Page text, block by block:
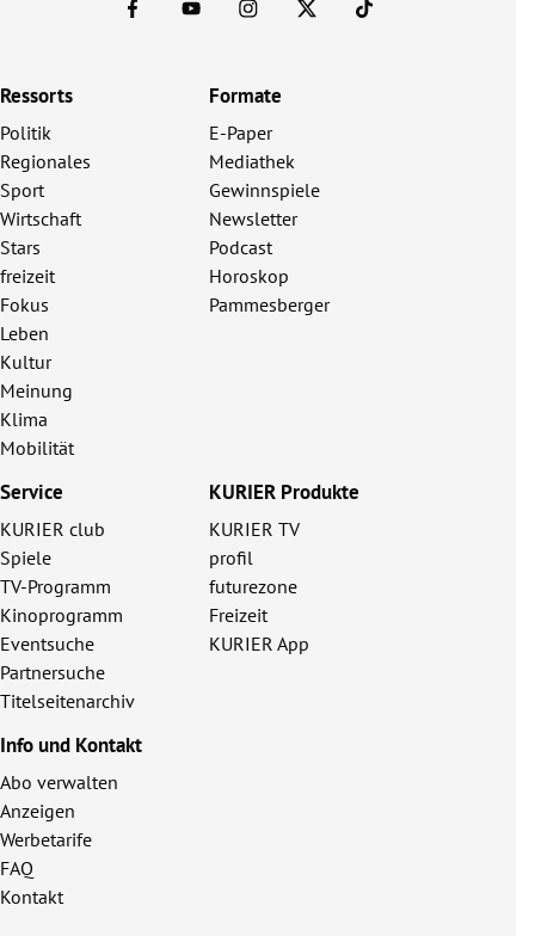
Ressorts
Politik
Regionales
Sport
Wirtschaft
Stars
freizeit
Fokus
Leben
Kultur
Meinung
Klima
Mobilität
Formate
E-Paper
Mediathek
Gewinnspiele
Newsletter
Podcast
Horoskop
Pammesberger
Service
KURIER club
Spiele
TV-Programm
Kinoprogramm
Eventsuche
Partnersuche
Titelseitenarchiv
KURIER Produkte
KURIER TV
profil
futurezone
Freizeit
KURIER App
Info und Kontakt
Abo verwalten
Anzeigen
Werbetarife
FAQ
Kontakt